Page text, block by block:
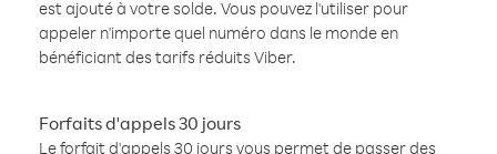
est ajouté à votre solde. Vous pouvez l'utiliser pour
appeler n'importe quel numéro dans le monde en
bénéficiant des tarifs réduits Viber.
Forfaits d'appels 30 jours
Le forfait d'appels 30 jours vous permet de passer des